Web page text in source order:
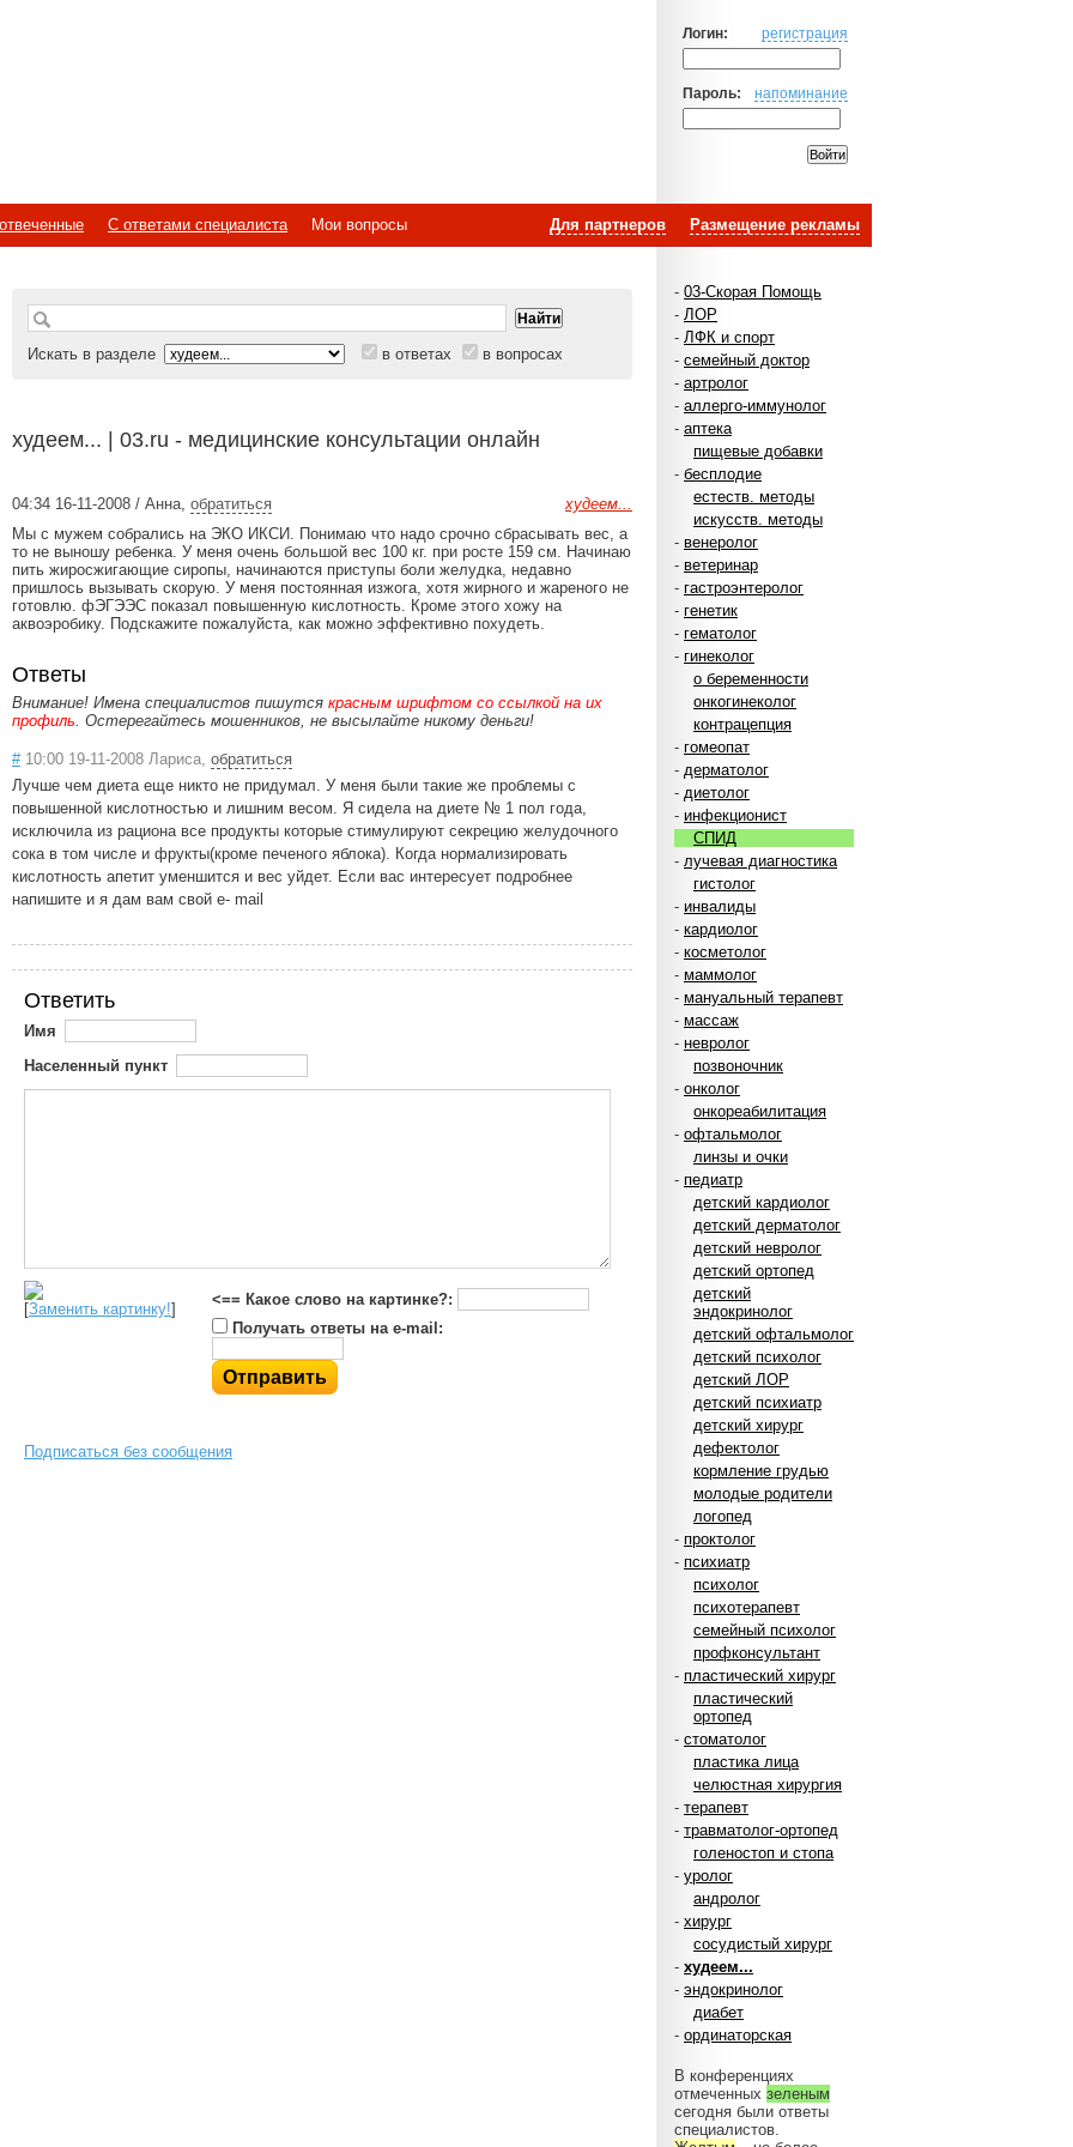
Логин: регистрация
Пароль: напоминание
Размещение рекламы
Для партнеров
С ответами специалиста
Мои вопросы
- 03-Скорая Помощь
- ЛОР
- ЛФК и спорт
- семейный доктор
- артролог
- аллерго-иммунолог
- аптека
пищевые добавки
- бесплодие
естеств. методы
искусств. методы
- венеролог
- ветеринар
- гастроэнтеролог
- генетик
- гематолог
- гинеколог
о беременности
онкогинеколог
контрацепция
- гомеопат
- дерматолог
- диетолог
- инфекционист
СПИД
- лучевая диагностика
гистолог
- инвалиды
- кардиолог
- косметолог
- маммолог
- мануальный терапевт
- массаж
- невролог
позвоночник
- онколог
онкореабилитация
- офтальмолог
линзы и очки
- педиатр
детский кардиолог
детский дерматолог
детский невролог
детский ортопед
детский
эндокринолог
детский офтальмолог
детский психолог
детский ЛОР
детский психиатр
детский хирург
дефектолог
кормление грудью
молодые родители
логопед
- проктолог
- психиатр
психолог
психотерапевт
семейный психолог
профконсультант
- пластический хирург
пластический
ортопед
- стоматолог
пластика лица
челюстная хирургия
- терапевт
- травматолог-ортопед
голеностоп и стопа
- уролог
андролог
- хирург
сосудистый хирург
- худеем...
- эндокринолог
диабет
- ординаторская
В конференциях
отмеченных зеленым
сегодня были ответы
специалистов.
Искать в разделе в ответах в вопросах
худеем... | 03.ru - медицинские консультации онлайн
худеем...
04:34 16-11-2008 / Анна, обратиться
Мы с мужем собрались на ЭКО ИКСИ. Понимаю что надо срочно сбрасывать вес, а
то не выношу ребенка. У меня очень большой вес 100 кг. при росте 159 см. Начинаю
пить жиросжигающие сиропы, начинаются приступы боли желудка, недавно
пришлось вызывать скорую. У меня постоянная изжога, хотя жирного и жареного не
готовлю. фЭГЭЭС показал повышенную кислотность. Кроме этого хожу на
аквоэробику. Подскажите пожалуйста, как можно эффективно похудеть.
Ответы
Внимание! Имена специалистов пишутся красным шрифтом со ссылкой на их
профиль. Остерегайтесь мошенников, не высылайте никому деньги!
#10:00 19-11-2008 Лариса, обратиться
Лучше чем диета еще никто не придумал. У меня были такие же проблемы с
повышенной кислотностью и лишним весом. Я сидела на диете № 1 пол года,
исключила из рациона все продукты которые стимулируют секрецию желудочного
сока в том числе и фрукты(кроме печеного яблока). Когда нормализировать
кислотность апетит уменшится и вес уйдет. Если вас интересует подробнее
напишите и я дам вам свой e- mail
Ответить
Имя
Населенный пункт
[Заменить картинку!]
<== Какое слово на картинке?:
Получать ответы на e-mail:
Подписаться без сообщения